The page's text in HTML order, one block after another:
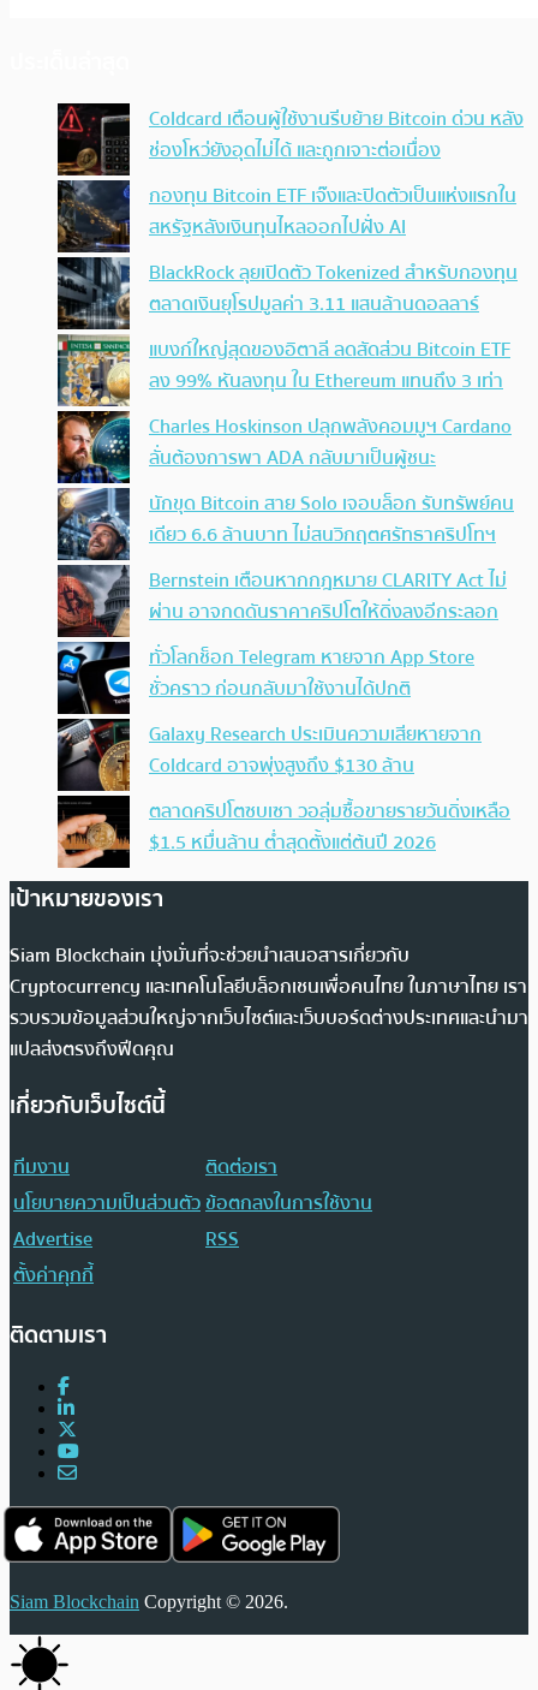
Coldcard เตือนผู้ใช้งานรีบย้าย Bitcoin ด่วน หลัง
ช่องโหว่ยังอุดไม่ได้ และถูกเจาะต่อเนื่อง
กองทุน Bitcoin ETF เจ๊งและปิดตัวเป็นแห่งแรกใน
สหรัฐหลังเงินทุนไหลออกไปฝั่ง AI
BlackRock ลุยเปิดตัว Tokenized สำหรับกองทุน
ตลาดเงินยุโรปมูลค่า 3.11 แสนล้านดอลลาร์
แบงก์ใหญ่สุดของอิตาลี ลดสัดส่วน Bitcoin ETF
ลง 99% หันลงทุน ใน Ethereum แทนถึง 3 เท่า
Charles Hoskinson ปลุกพลังคอมมูฯ Cardano
ลั่นต้องการพา ADA กลับมาเป็นผู้ชนะ
นักขุด Bitcoin สาย Solo เจอบล็อก รับทรัพย์คน
เดียว 6.6 ล้านบาท ไม่สนวิกฤตศรัทธาคริปโทฯ
Bernstein เตือนหากกฎหมาย CLARITY Act ไม่
ผ่าน อาจกดดันราคาคริปโตให้ดิ่งลงอีกระลอก
ทั่วโลกช็อก Telegram หายจาก App Store
ชั่วคราว ก่อนกลับมาใช้งานได้ปกติ
Galaxy Research ประเมินความเสียหายจาก
Coldcard อาจพุ่งสูงถึง $130 ล้าน
ตลาดคริปโตซบเซา วอลุ่มซื้อขายรายวันดิ่งเหลือ
$1.5 หมื่นล้าน ต่ำสุดตั้งแต่ต้นปี 2026
เป้าหมายของเรา
Siam Blockchain มุ่งมั่นที่จะช่วยนำเสนอสารเกี่ยวกับ
Cryptocurrency และเทคโนโลยีบล็อกเชนเพื่อคนไทย ในภาษาไทย เรา
รวบรวมข้อมูลส่วนใหญ่จากเว็บไซต์และเว็บบอร์ดต่างประเทศและนำมา
แปลส่งตรงถึงฟีดคุณ
เกี่ยวกับเว็บไซต์นี้
ทีมงาน
ติดต่อเรา
นโยบายความเป็นส่วนตัวข้อตกลงในการใช้งาน
Advertise
RSS
ตั้งค่าคุกกี้
ติดตามเรา
Siam Blockchain Copyright © 2026.